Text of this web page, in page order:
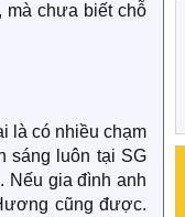
mà chưa biết chỗ
là có nhiều chạm
sáng luôn tại SG
Nếu gia đình anh
cũng được.